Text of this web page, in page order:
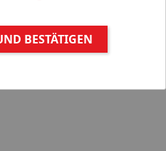
BESTÄTIGEN